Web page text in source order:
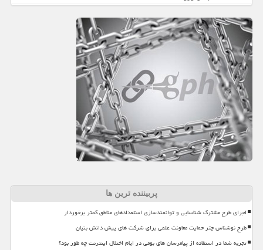
پربیننده ترین ها
اجرای طرح مشترک شناسایی و توانمندسازی استعدادهای مناطق کمتر برخوردار
طرح نوشناس چتر حمایت معاونت علمی برای شرکت های پیش دانش بنیان
تجربه شما در استفاده از پیامرسان های بومی در ایام اختلال اینترنت چه طور بود؟